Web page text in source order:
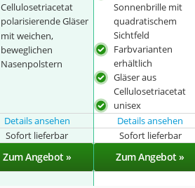
Cellulosetriacetat
polarisierende Gläser
mit weichen,
beweglichen
Nasenpolstern
Sonnenbrille mit
quadratischem
Sichtfeld
Farbvarianten
erhältlich
Gläser aus
Cellulosetriacetat
unisex
Details ansehen Details ansehen
Sofort lieferbar Sofort lieferbar
Zum Angebot » Zum Angebot »